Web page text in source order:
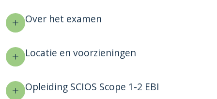
Over het examen
Locatie en voorzieningen
Opleiding SCIOS Scope 1-2 EBI